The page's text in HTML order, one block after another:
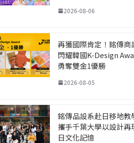
2026-08-06
再獲國際肯定！銘傳商
閃耀韓國K-Design
勇奪雙金1優勝
2026-08-05
銘傳品設系赴日移地教
攜手千葉大學以設計再
日文化記憶